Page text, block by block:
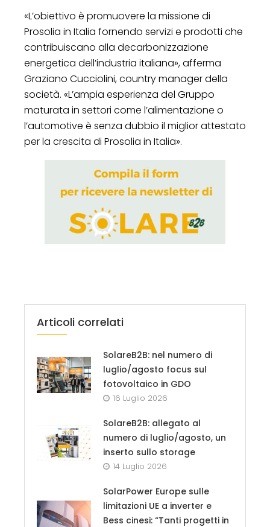
«L’obiettivo è promuovere la missione di
Prosolia in Italia fornendo servizi e prodotti che
contribuiscano alla decarbonizzazione
energetica dell’industria italiana», afferma
Graziano Cucciolini, country manager della
società. «L’ampia esperienza del Gruppo
maturata in settori come l’alimentazione o
l’automotive è senza dubbio il miglior attestato
per la crescita di Prosolia in Italia».
Articoli correlati
SolareB2B: nel numero di
luglio/agosto focus sul
fotovoltaico in GDO
16 Luglio 2026
SolareB2B: allegato al
numero di luglio/agosto, un
inserto sullo storage
14 Luglio 2026
SolarPower Europe sulle
limitazioni UE a inverter e
Bess cinesi: “Tanti progetti in